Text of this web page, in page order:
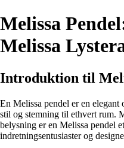
Melissa
Melissa
Introduktion til
En Melissa pendel er en
stil og stemning til ethvert rum.
belysning er en Melissa pendel
indretningsentusiaster og